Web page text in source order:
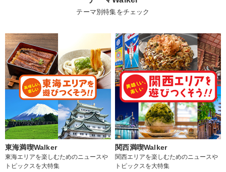
テーマ別特集をチェック
東海満喫Walker
東海エリアを楽しむためのニュースや
トピックスを大特集
関西満喫Walker
関西エリアを楽しむためのニュースや
トピックスを大特集